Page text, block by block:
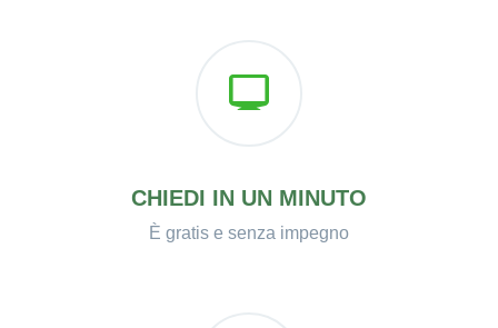
CHIEDI IN UN MINUTO
È gratis e senza impegno